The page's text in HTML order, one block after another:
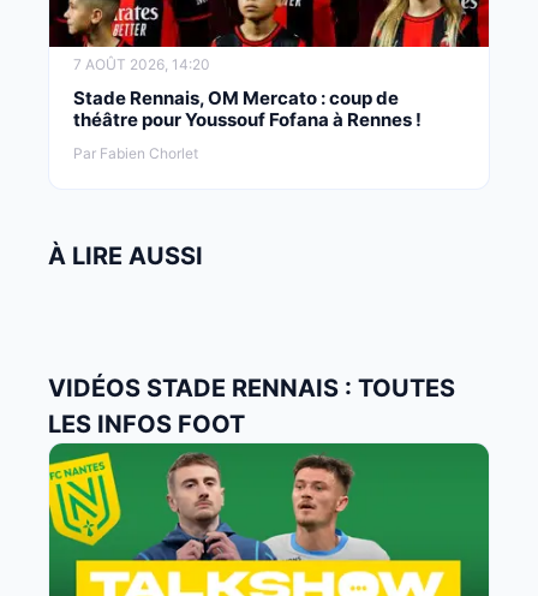
7 AOÛT 2026, 14:20
Stade Rennais, OM Mercato : coup de
théâtre pour Youssouf Fofana à Rennes !
Par Fabien Chorlet
À LIRE AUSSI
VIDÉOS STADE RENNAIS : TOUTES
LES INFOS FOOT